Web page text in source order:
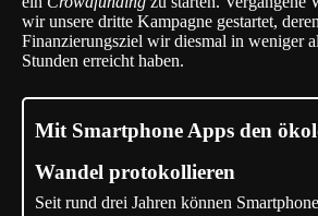
wir unsere dritte Kampagne gestartet, deren
Finanzierungsziel wir diesmal in weniger
Stunden erreicht haben.
Mit Smartphone Apps den
Wandel protokollieren
Seit rund drei Jahren können